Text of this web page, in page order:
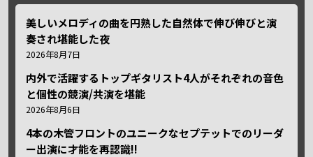
美しいメロディの曲を円熟した自然体で伸び伸びと演
奏され堪能した夜
2026年8月7日
内外で活躍するトップギタリスト4人がそれぞれの音色
と個性の競演/共演を堪能
2026年8月6日
4本の木管フロントのユニークなセプテットでのリーダ
ー出演に才能を再認識!!